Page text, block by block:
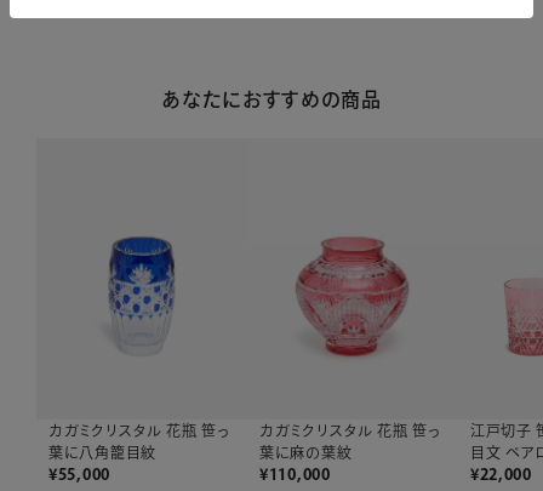
あなたにおすすめの商品
カガミクリスタル 花瓶 笹っ
葉に八角籠目紋
¥55,000
カガミクリスタル 花瓶 笹っ
葉に麻の葉紋
¥110,000
江戸切子
目文 ペア
¥22,000